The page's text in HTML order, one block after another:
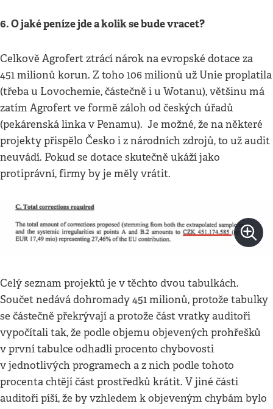
6. O jaké peníze jde a kolik se bude vracet?
Celkově Agrofert ztrácí nárok na evropské dotace za
451 milionů korun. Z toho 106 milionů už Unie proplatila
(třeba u Lovochemie, částečně i u Wotanu), většinu má
zatím Agrofert ve formě záloh od českých úřadů
(pekárenská linka v Penamu). Je možné, že na některé
projekty přispělo Česko i z národních zdrojů, to už audit
neuvádí. Pokud se dotace skutečně ukáží jako
protiprávní, firmy by je měly vrátit.
Celý seznam projektů je v těchto dvou tabulkách.
Součet nedává dohromady 451 milionů, protože tabulky
se částečně překrývají a protože část vratky auditoři
vypočítali tak, že podle objemu objevených prohřešků
v první tabulce odhadli procento chybovosti
v jednotlivých programech a z nich podle tohoto
procenta chtějí část prostředků krátit. V jiné části
auditoři píší, že by vzhledem k objeveným chybám bylo